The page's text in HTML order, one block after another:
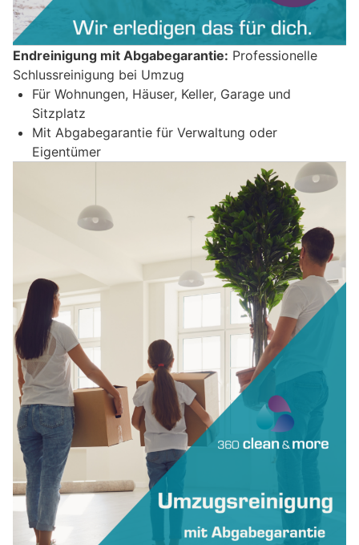
Endreinigung mit Abgabegarantie: Professionelle
Schlussreinigung bei Umzug
Für Wohnungen, Häuser, Keller, Garage und
Sitzplatz
Mit Abgabegarantie für Verwaltung oder
Eigentümer